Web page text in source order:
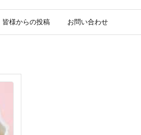
皆様からの投稿 お問い合わせ